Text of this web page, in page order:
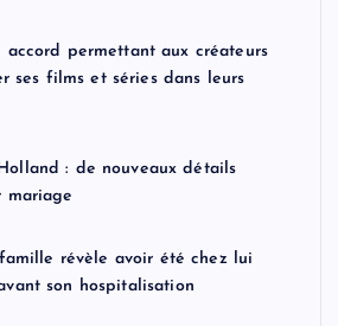
accord permettant aux créateurs
ses films et séries dans leurs
: de nouveaux détails
mariage
révèle avoir été chez lui
son hospitalisation